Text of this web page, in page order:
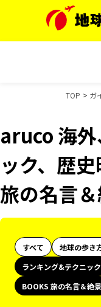
TOP ガ
aruco 海
ック、歴
旅の名言
すべて 地球の歩き
ランキング&テクニック
BOOKS 旅の名言＆絶景